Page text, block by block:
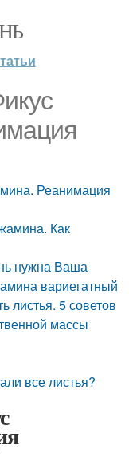
Реанимация
Как
нужна Ваша
вариегатный
листья. 5 советов
массы
все листья?